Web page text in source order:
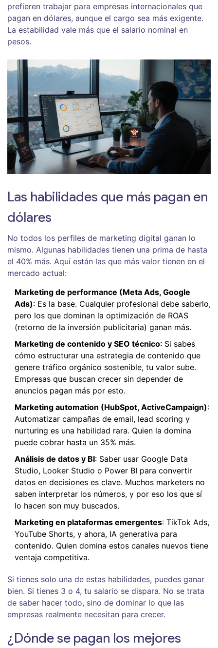
prefieren trabajar para empresas internacionales que
pagan en dólares, aunque el cargo sea más exigente.
La estabilidad vale más que el salario nominal en
pesos.
Las habilidades que más pagan en
dólares
No todos los perfiles de marketing digital ganan lo
mismo. Algunas habilidades tienen una prima de hasta
el 40% más. Aquí están las que más valor tienen en el
mercado actual:
Marketing de performance (Meta Ads, Google
Ads): Es la base. Cualquier profesional debe saberlo,
pero los que dominan la optimización de ROAS
(retorno de la inversión publicitaria) ganan más.
Marketing de contenido y SEO técnico: Si sabes
cómo estructurar una estrategia de contenido que
genere tráfico orgánico sostenible, tu valor sube.
Empresas que buscan crecer sin depender de
anuncios pagan más por esto.
Marketing automation (HubSpot, ActiveCampaign):
Automatizar campañas de email, lead scoring y
nurturing es una habilidad rara. Quien la domina
puede cobrar hasta un 35% más.
Análisis de datos y BI: Saber usar Google Data
Studio, Looker Studio o Power BI para convertir
datos en decisiones es clave. Muchos marketers no
saben interpretar los números, y por eso los que sí
lo hacen son muy buscados.
Marketing en plataformas emergentes: TikTok Ads,
YouTube Shorts, y ahora, IA generativa para
contenido. Quien domina estos canales nuevos tiene
ventaja competitiva.
Si tienes solo una de estas habilidades, puedes ganar
bien. Si tienes 3 o 4, tu salario se dispara. No se trata
de saber hacer todo, sino de dominar lo que las
empresas realmente necesitan para crecer.
¿Dónde se pagan los mejores